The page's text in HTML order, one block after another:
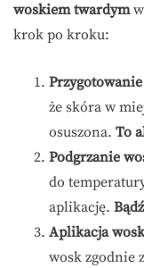
woskiem twardymw
krok po kroku:
że skóra w
osuszona. To
Podgrzanie
do
aplikację.
Aplikacja
wosk zgodnie